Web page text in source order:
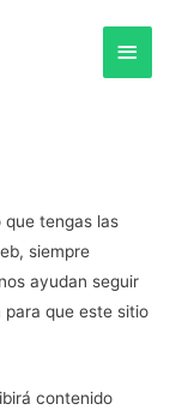
tengas las
siempre
ayudan seguir
que este sitio
contenido